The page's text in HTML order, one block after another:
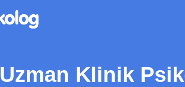
Uzman Klinik